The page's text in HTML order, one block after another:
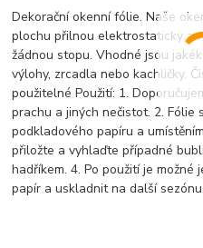
Dekorační okenní fólie. Naše
plochu přilnou elektrostaticky a
žádnou stopu. Vhodné jsou
výlohy, zrcadla nebo kachličky.
použitelné Použití: 1.
prachu a jiných nečistot. 2. Fólie
podkladového papíru a
přiložte a vyhlaďte případné
hadříkem. 4. Po použití je
papír a uskladnit na další sezónu.